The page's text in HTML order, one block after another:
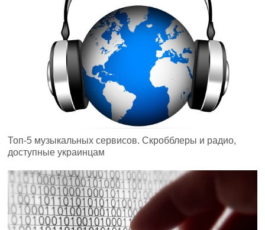
Топ-5 музыкальных сервисов. Скробблеры и радио,
доступные украинцам